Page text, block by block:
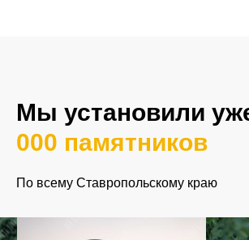
Мы установили
000 памятников
По всему Ставропольскому краю
Как с вами связаться?
+7